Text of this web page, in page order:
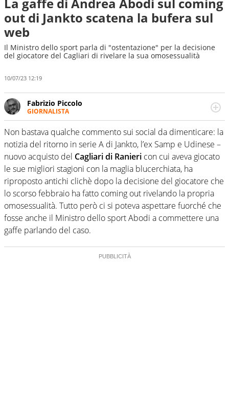
out di Jankto scatena la bufera sul
web
Il Ministro dello sport parla di "ostentazione" per la decisione
del giocatore del Cagliari di rivelare la sua omosessualità
10/07/23 12:19
Fabrizio Piccolo
GIORNALISTA
Nella sua carriera ha seguito numerose manifestazioni
sportive e collaborato con agenzie e testate. Esperienza,
competenza, conoscenza e memoria storica. Si occupa
prevalentemente di calcio
Non bastava qualche commento sui social da dimenticare: la
notizia del ritorno in serie A di Jankto, l’ex Samp e Udinese –
nuovo acquisto del Cagliari di Ranieri con cui aveva giocato
le sue migliori stagioni con la maglia blucerchiata, ha
riproposto antichi clichè dopo la decisione del giocatore che
lo scorso febbraio ha fatto coming out rivelando la propria
omosessualità. Tutto però ci si poteva aspettare fuorché che
fosse anche il Ministro dello sport Abodi a commettere una
gaffe parlando del caso.